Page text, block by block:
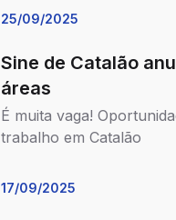
25/09/2025
Sine de Catalão
áreas
É muita vaga!
trabalho em Catalão
17/09/2025